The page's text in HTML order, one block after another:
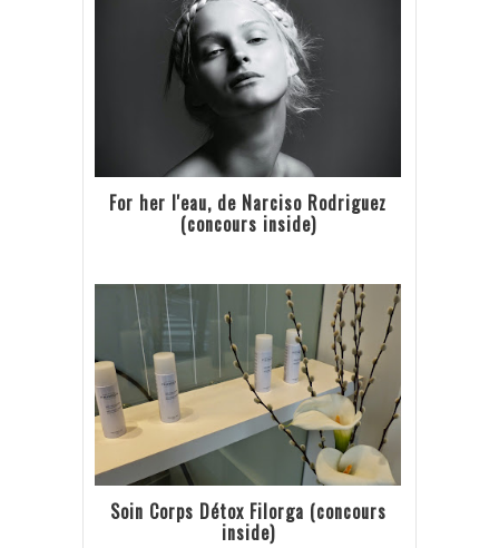
For her l'eau, de Narciso Rodriguez
(concours inside)
Soin Corps Détox Filorga (concours
inside)